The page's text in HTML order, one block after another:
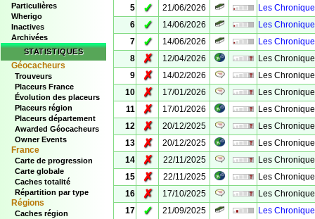
Particulières
Wherigo
Inactives
Archivées
STATISTIQUES
Géocacheurs
Trouveurs
Placeurs France
Évolution des placeurs
Placeurs région
Placeurs département
Awarded Géocacheurs
Owner Events
France
Carte de progression
Carte globale
Caches totalité
Répartition par type
Régions
Caches région
5
✓ 21/06/2026
Les
6
✓ 14/06/2026
Les
7
✓ 14/06/2026
Les
8
✗ 12/04/2026
Les
9
✗ 14/02/2026
Les
10
✗ 17/01/2026
Les
11
✗ 17/01/2026
Les
12
✗ 20/12/2025
Les
13
✗ 20/12/2025
Les
14
✗ 22/11/2025
Les
15
✗ 22/11/2025
Les
16
✗ 17/10/2025
Les
17
✓ 21/09/2025
Les